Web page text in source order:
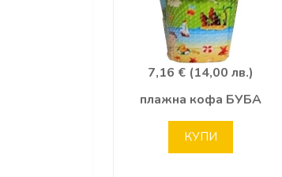
7,16 € (14,00 лв.)
плажна кофа БУБА
КУПИ